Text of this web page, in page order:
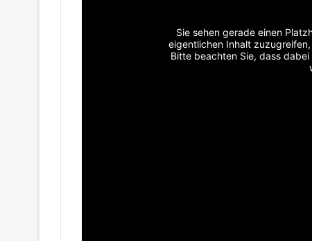
Sie sehen gerade einen
eigentlichen Inhalt
Bitte beachten Sie, dass